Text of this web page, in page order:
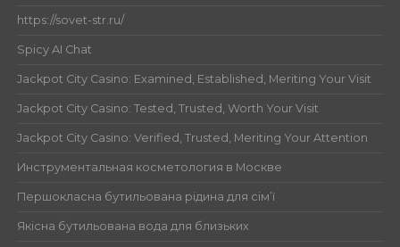
https://sovet-str.ru/
Spicy AI Chat
Jackpot City Casino: Examined, Established, Meriting Your Visit
Jackpot City Casino: Tested, Trusted, Worth Your Visit
Jackpot City Casino: Verified, Trusted, Meriting Your Attention
Инструментальная косметология в Москве
Першокласна бутильована рідина для сім’ї
Якісна бутильована вода для близьких